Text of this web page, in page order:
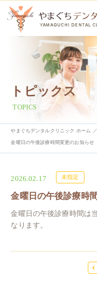
トピックス
TOPICS
やまぐちデンタルクリニック ホーム
金曜日の午後診療時間変更のお知らせ
2026.02.17 未指定
金曜日の午後診療時
金曜日の午後診療時間は
なります。
‹